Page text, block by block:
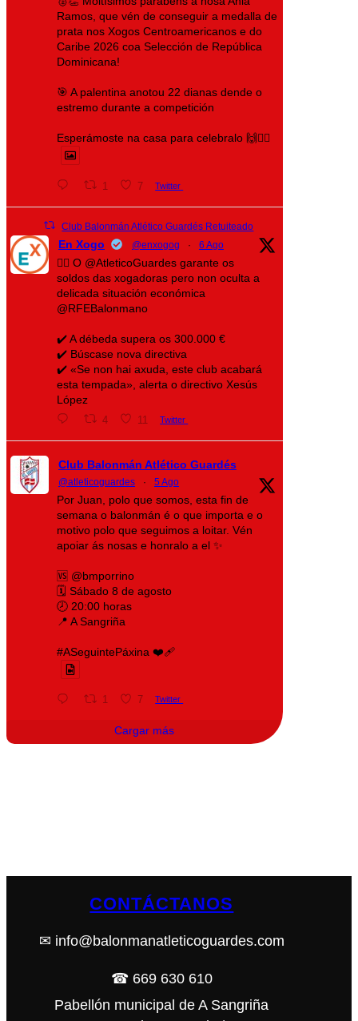
Ramos, que vén de conseguir a medalla de
prata nos Xogos Centroamericanos e do
Caribe 2026 coa Selección de República
Dominicana!
🎯 A palentina anotou 22 dianas dende o
estremo durante a competición
Esperámoste na casa para celebralo 🙌❤️‍🔥
1 7 Twitter
Club Balonmán Atlético Guardés Retuiteado
En Xogo @enxogog · 6 Ago
🤾‍♀️ O @AtleticoGuardes garante os
soldos das xogadoras pero non oculta a
delicada situación económica
@RFEBalonmano
✔️ A débeda supera os 300.000 €
✔️ Búscase nova directiva
✔️ «Se non hai axuda, este club acabará
esta tempada», alerta o directivo Xesús
López
4 11 Twitter
Club Balonmán Atlético Guardés
@atleticoguardes · 5 Ago
Por Juan, polo que somos, esta fin de
semana o balonmán é o que importa e o
motivo polo que seguimos a loitar. Vén
apoiar ás nosas e honralo a el ✨
🆚 @bmporrino
🗓️ Sábado 8 de agosto
🕗 20:00 horas
📍 A Sangriña
#ASeguintePáxina ❤️‍🩹
1 7 Twitter
Cargar más
CONTÁCTANOS
✉ info@balonmanatleticoguardes.com
☎ 669 630 610
Pabellón municipal de A Sangriña